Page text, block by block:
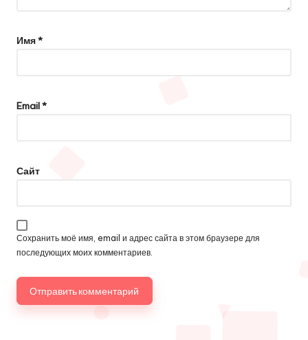
Имя*
Email*
Сайт
Сохранить моё имя, email и адрес сайта в этом браузере для
последующих моих комментариев.